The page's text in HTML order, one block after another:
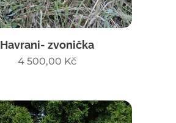
Havrani- zvonička
4 500,00 Kč